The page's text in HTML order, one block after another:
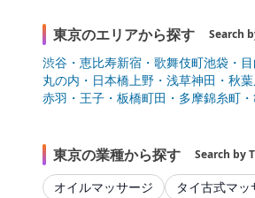
東京のエリアから探す Search
渋谷・恵比寿新宿・歌舞伎町池袋・目
丸の内・日本橋 上野・浅草神田・秋
赤羽・王子・板橋町田・多摩錦糸町
東京の業種から探す Search by
オイルマッサージ タイ古式マッ